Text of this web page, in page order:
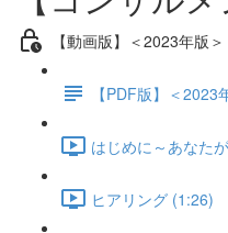
【動画版】＜2023年版
【PDF版】＜
はじめに～あなた
ヒアリング (1:26)